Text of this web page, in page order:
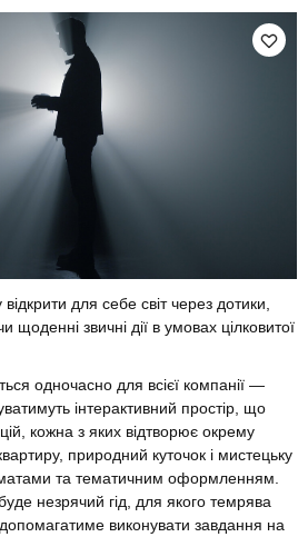
для себе світ через дотики,
щоденні звичні дії в умовах цілковитої
одночасно для всієї компанії —
інтерактивний простір, що
кожна з яких відтворює окрему
природний куточок і мистецьку
та тематичним оформленням.
незрячий гід, для якого темрява
виконувати завдання на